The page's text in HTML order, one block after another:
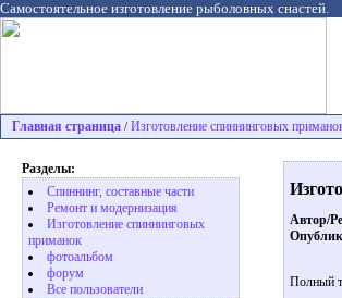
Самостоятельное изготовление рыболовных снастей.
Главная страница / Изготовление спиннинговых
Разделы:
Спиннинг, составные части
Ремонт и модернизация
Изготовление спиннинговых
приманок
фотоальбом
форум
Все пользователи
Автор/
Полный